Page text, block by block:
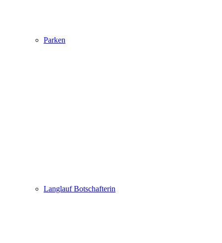
Parken
Langlauf Botschafterin